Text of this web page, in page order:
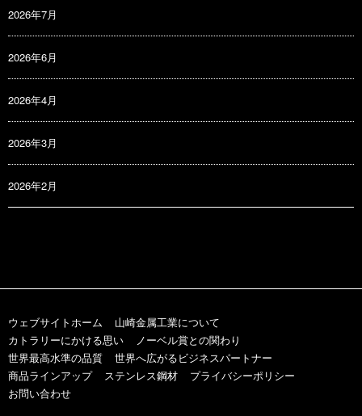
2026年7月
2026年6月
2026年4月
2026年3月
2026年2月
ウェブサイトホーム
山崎金属工業について
カトラリーにかける思い
ノーベル賞との関わり
世界最高水準の品質
世界へ広がるビジネスパートナー
商品ラインアップ
ステンレス鋼材
プライバシーポリシー
お問い合わせ